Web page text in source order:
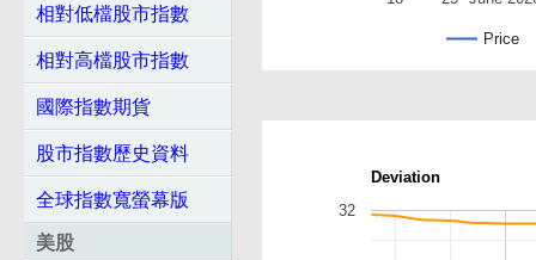
相對低檔股市指數
相對高檔股市指數
國際指數期貨
股市指數歷史資料
全球指數寬螢幕版
美股
Price
Deviation
32